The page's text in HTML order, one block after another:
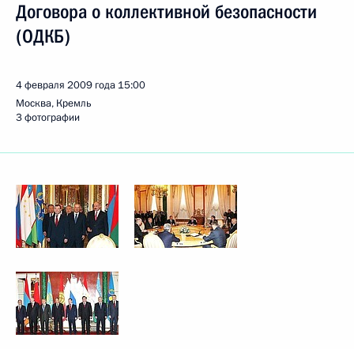
Договора о коллективной безопасности
(ОДКБ)
4 февраля 2009 года 15:00
Москва, Кремль
3 фотографии